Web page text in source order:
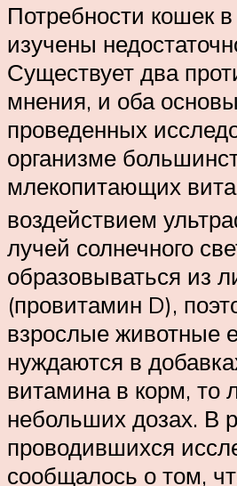
Потребности кошек
изучены
Существует два
мнения, и оба
проведенных
организме
млекопитающих
воздействием
лучей солнечного
образовываться из
(провитамин D),
взрослые животные
нуждаются в
витамина в корм, то
небольших дозах. В
проводившихся
сообщалось о том,